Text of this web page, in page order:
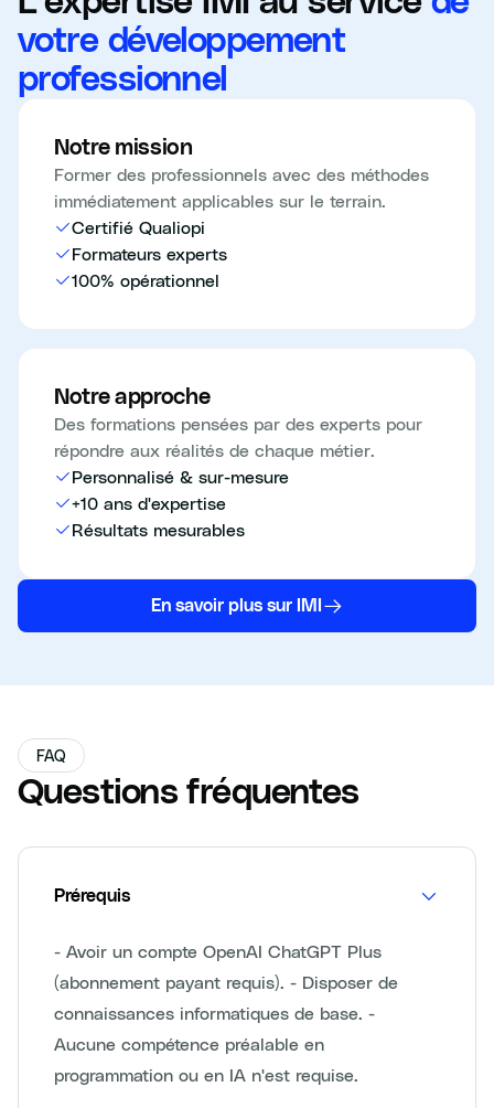
votre développement
professionnel
Notre mission
Former des professionnels avec des méthodes
immédiatement applicables sur le terrain.
Certifié Qualiopi
Formateurs experts
100% opérationnel
Notre approche
Des formations pensées par des experts pour
répondre aux réalités de chaque métier.
Personnalisé & sur-mesure
+10 ans d'expertise
Résultats mesurables
En savoir plus sur IMI
FAQ
Questions fréquentes
Prérequis
- Avoir un compte OpenAI ChatGPT Plus
(abonnement payant requis). - Disposer de
connaissances informatiques de base. -
Aucune compétence préalable en
programmation ou en IA n'est requise.